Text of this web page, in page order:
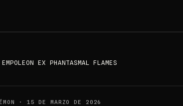
EMPOLEON EX PHANTASMAL FLAMES
· 15 DE MARZO DE 2026